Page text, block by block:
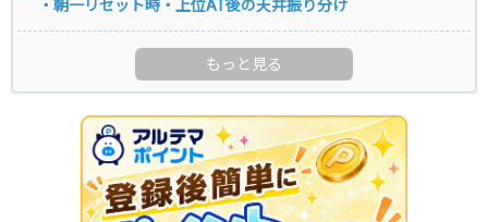
・朝一リセット時・上位AT後の天井振り分け